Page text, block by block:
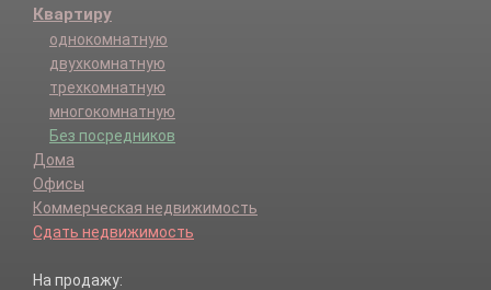
Квартиру
однокомнатную
двухкомнатную
трехкомнатную
многокомнатную
Без посредников
Дома
Офисы
Коммерческая недвижимость
Сдать недвижимость
На продажу: